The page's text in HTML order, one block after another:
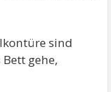
sind
gehe,